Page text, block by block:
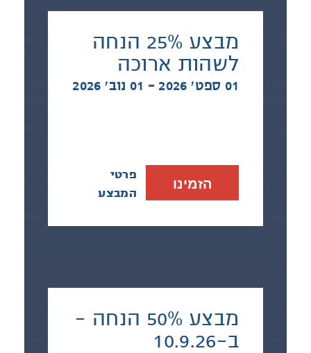
מבצע 25% הנחה
לשהות ארוכה
01 ספט׳ 2026 - 01 נוב׳ 2026
הזמינו
פרטי
המבצע
מבצע 50% הנחה -
ב-10.9.26